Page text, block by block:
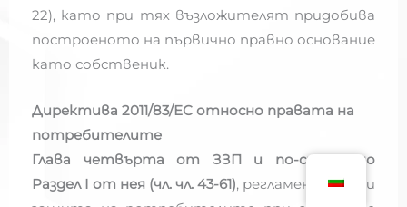
22), като при тях възложителят придобива
построеното на първично правно основание
като собственик.
Директива 2011/83/ЕС относно правата на
потребителите
Глава четвърта от ЗЗП и по-специално
Раздел I от нея (чл. чл. 43-61), регламентиращи